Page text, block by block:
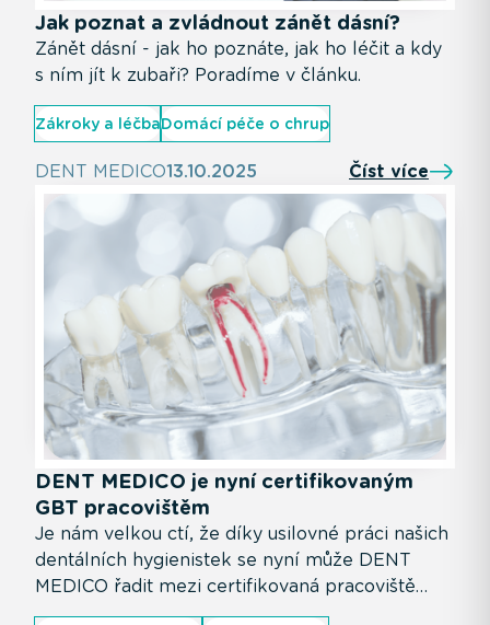
Jak poznat a zvládnout zánět dásní?
Zánět dásní - jak ho poznáte, jak ho léčit a kdy
s ním jít k zubaři? Poradíme v článku.
Zákroky a léčbaDomácí péče o chrup
DENT MEDICO13.10.2025 Číst více
DENT MEDICO je nyní certifikovaným
GBT pracovištěm
Je nám velkou ctí, že díky usilovné práci našich
dentálních hygienistek se nyní může DENT
MEDICO řadit mezi certifikovaná pracoviště
využívající technologii Guided Biofilm Therapy